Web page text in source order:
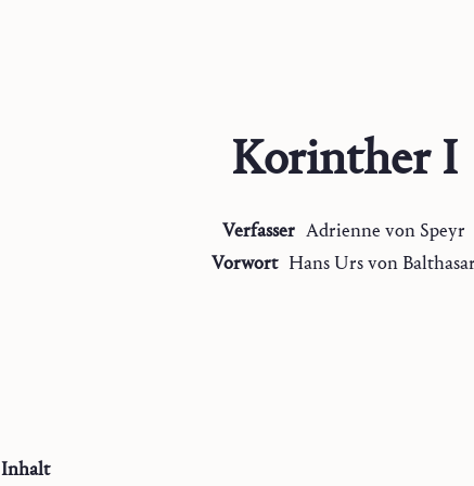
Korinther I
Verfasser Adrienne von Speyr
Vorwort Hans Ursvon
Inhalt